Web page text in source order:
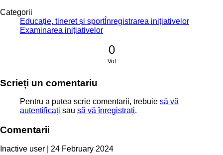
Categorii
Educație, tineret și sportÎnregistrarea inițiativelor
Examinarea inițiativelor
0
Vot
Scrieți un comentariu
Pentru a putea scrie comentarii, trebuie să vă
autentificați sau să vă înregistrați.
Comentarii
Inactive user | 24 February 2024